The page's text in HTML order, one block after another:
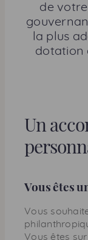
de
la plus
dotation
Un
Vous êtes
Vous
Vous êtes